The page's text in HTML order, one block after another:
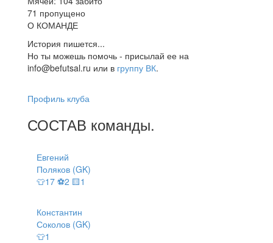
71 пропущено
О КОМАНДЕ
История пишется...
Но ты можешь помочь - присылай ее на
info@befutsal.ru или в группу ВК.
Профиль клуба
СОСТАВ команды.
Евгений
Поляков (GK)
👕17 ⚽2 🟨1
Константин
Соколов (GK)
👕1